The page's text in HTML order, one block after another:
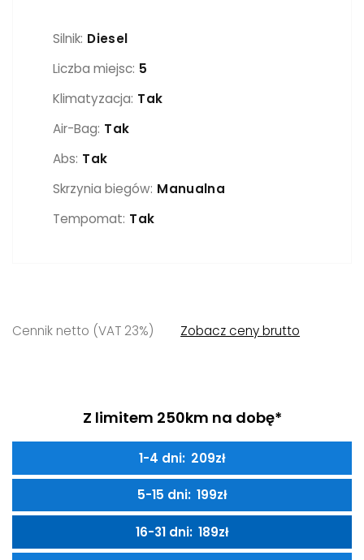
Silnik: Diesel
Liczba miejsc: 5
Klimatyzacja: Tak
Air-Bag: Tak
Abs: Tak
Skrzynia biegów: Manualna
Tempomat: Tak
Cennik netto (VAT 23%) Zobacz cenybrutto
Z limitem 250km na dobę*
209zł
199zł
189zł